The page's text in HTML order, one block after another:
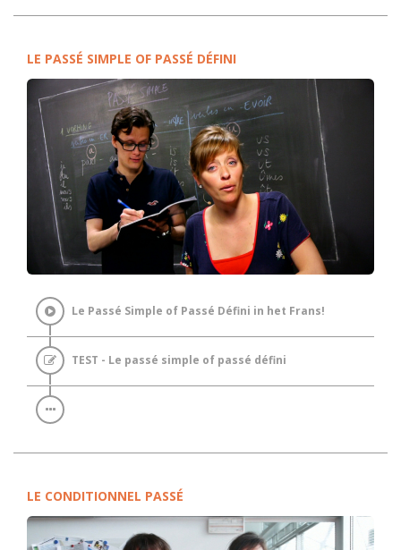
LE PASSÉ SIMPLE OF PASSÉ DÉFINI
Le Passé Simple of Passé Défini in het Frans!
TEST - Le passé simple of passé défini
LE CONDITIONNEL PASSÉ